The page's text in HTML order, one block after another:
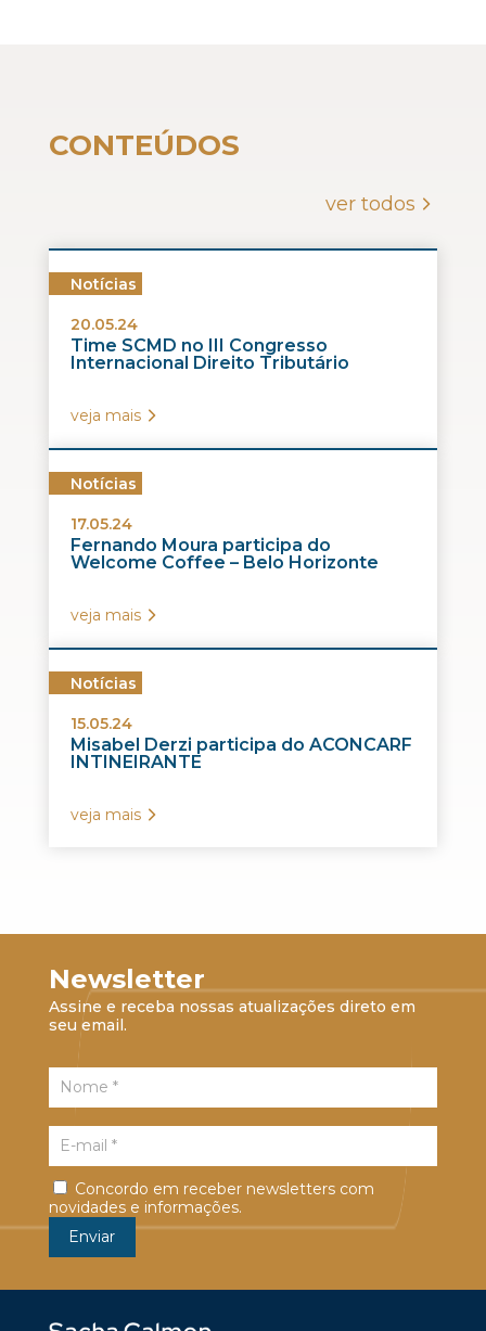
CONTEÚDOS
ver todos
Notícias
20.05.24
Time SCMD no III Congresso
Internacional Direito Tributário
veja mais
Notícias
17.05.24
Fernando Moura participa do
Welcome Coffee – Belo Horizonte
veja mais
Notícias
15.05.24
Misabel Derzi participa do ACONCARF
INTINEIRANTE
veja mais
Newsletter
Assine e receba nossas atualizações direto em
seu email.
Concordo em receber newsletters com
novidades e informações.